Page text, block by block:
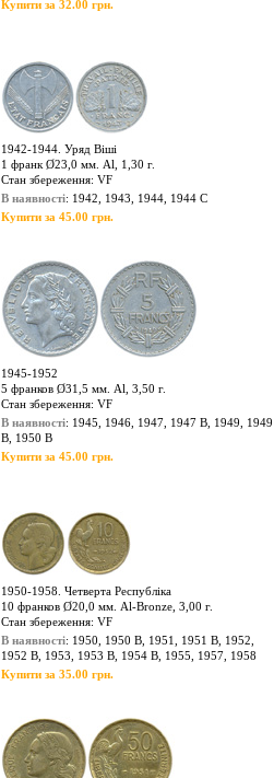
Купити за 32.00 грн.
1942-1944. Уряд Віші
1 франк Ø23,0 мм. Al, 1,30 г.
Стан збереження: VF
В наявності: 1942, 1943, 1944, 1944 C
Купити за 45.00 грн.
1945-1952
5 франков Ø31,5 мм. Al, 3,50 г.
Стан збереження: VF
В наявності: 1945, 1946, 1947, 1947 B, 1949, 1949
В, 1950 В
Купити за 45.00 грн.
1950-1958. Четверта Республіка
10 франков Ø20,0 мм. Al-Bronze, 3,00 г.
Стан збереження: VF
В наявності: 1950, 1950 B, 1951, 1951 B, 1952,
1952 B, 1953, 1953 B, 1954 B, 1955, 1957, 1958
Купити за 35.00 грн.